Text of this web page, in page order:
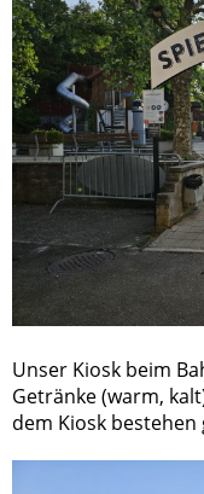
Unser Kiosk beim
Getränke (warm,
dem Kiosk bestehen